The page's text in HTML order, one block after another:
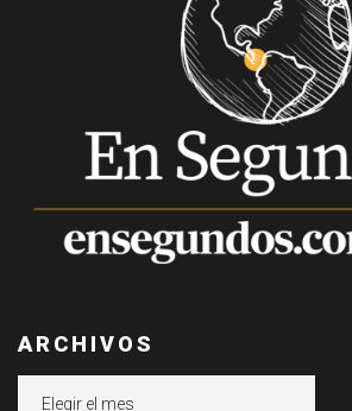
ARCHIVOS